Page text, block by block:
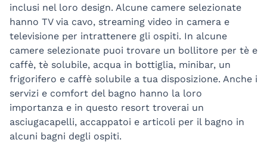
inclusi nel loro design. Alcune camere selezionate
hanno TV via cavo, streaming video in camera e
televisione per intrattenere gli ospiti. In alcune
camere selezionate puoi trovare un bollitore per tè e
caffè, tè solubile, acqua in bottiglia, minibar, un
frigorifero e caffè solubile a tua disposizione. Anche i
servizi e comfort del bagno hanno la loro
importanza e in questo resort troverai un
asciugacapelli, accappatoi e articoli per il bagno in
alcuni bagni degli ospiti.